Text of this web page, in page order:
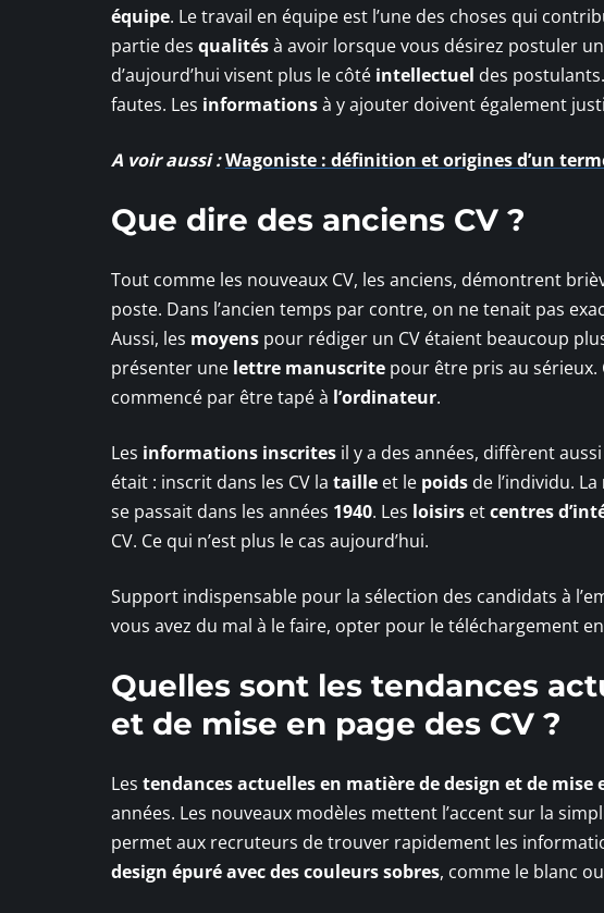
équipe. Le travail en équipe est l’une des choses qui
partie des qualitésà avoir lorsque vous désirez postuler
d’aujourd’hui visent plus le côté intellectuel des
fautes. Les informationsà y ajouter doivent également
A voir aussi :Wagoniste : définition et origines d’un
Que dire des anciens CV ?
Tout comme les nouveaux CV, les anciens, démontrent
poste. Dans l’ancien temps par contre, on ne tenait pas
Aussi, les moyens pour rédiger un CV étaient beaucoup
présenter une lettre manuscrite pour être pris au sérieux.
commencé par être tapé à l’ordinateur.
Les informations inscrites il y a des années, diffèrent
était : inscrit dans les CV la taille et le poids de l’individu. La
se passait dans les années 1940. Les loisirs etcentres
CV. Ce qui n’est plus le cas aujourd’hui.
Support indispensable pour la sélection des candidats à
vous avez du mal à le faire, opter pour le téléchargement
Quelles sont les tendances
et de mise en page des CV ?
Les tendances actuelles en matière de design et de mise
années. Les nouveaux modèles mettent l’accent sur la
permet aux recruteurs de trouver rapidement les
design épuré avec des couleurs sobres, comme le blanc